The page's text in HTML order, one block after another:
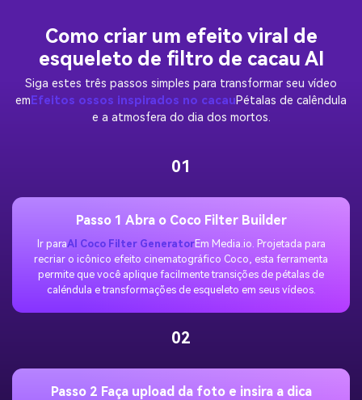
Como criar um efeito viral de
esqueleto de filtro de cacau AI
Siga estes três passos simples para transformar seu vídeo
em Efeitos ossos inspirados no cacauPétalas de calêndula
e a atmosfera do dia dos mortos.
01
Passo 1 Abra o Coco Filter Builder
Ir paraAI Coco Filter GeneratorEm Media.io. Projetada para
recriar o icônico efeito cinematográfico Coco, esta ferramenta
permite que você aplique facilmente transições de pétalas de
caléndula e transformações de esqueleto em seus vídeos.
02
Passo 2 Faça upload da foto e insira a dica